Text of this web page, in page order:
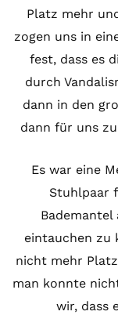
Platz mehr
zogen uns in
fest, dass es
durch
dann in den
dann für uns
Es war eine
Stuhlpaar
Bademantel
eintauchen zu
nicht mehr
man konnte
wir, dass